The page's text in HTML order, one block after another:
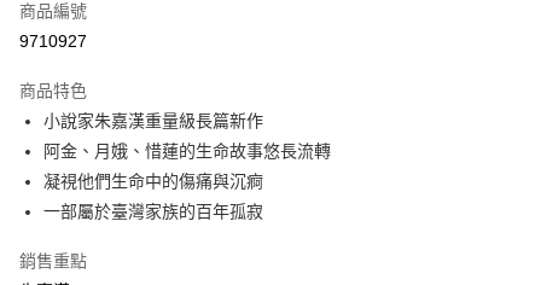
ATM付款
運送方式
付款後全家取貨
每筆NT$60，滿NT$499(含以上)免運費
付款後7-11取貨
宅配
商品編號
9710927
商品特色
小說家朱嘉漢重量級長篇新作
阿金、月娥、惜蓮的生命故事悠長流轉
凝視他們生命中的傷痛與沉痾
一部屬於臺灣家族的百年孤寂
銷售重點